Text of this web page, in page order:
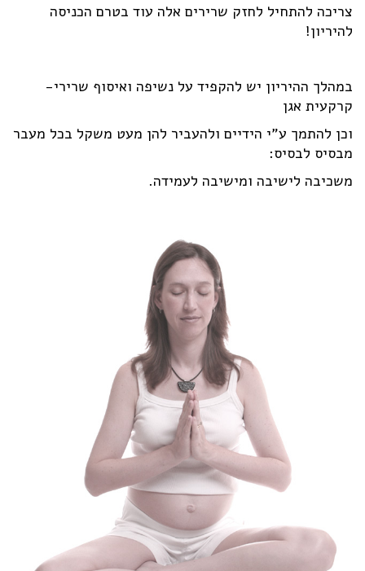
צריכה להתחיל לחזק שרירים אלה עוד בטרם הכניסה
להיריון!
במהלך ההיריון יש להקפיד על נשיפה ואיסוף שרירי-
קרקעית אגן
וכן להתמך ע"י הידיים ולהעביר להן מעט משקל בכל מעבר
מבסיס לבסיס:
משכיבה לישיבה ומישיבה לעמידה.